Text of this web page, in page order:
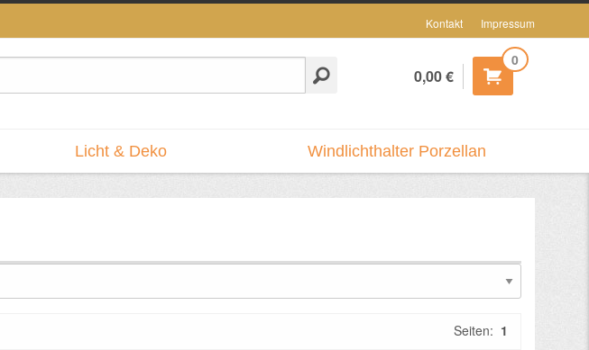
Kontakt Impressum
0
0,00 €
Licht & Deko Windlichthalter Porzellan
Seiten: 1